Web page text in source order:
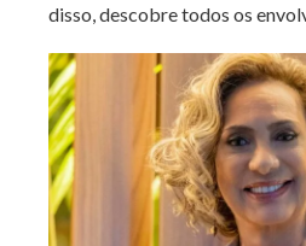
disso, descobre todos os